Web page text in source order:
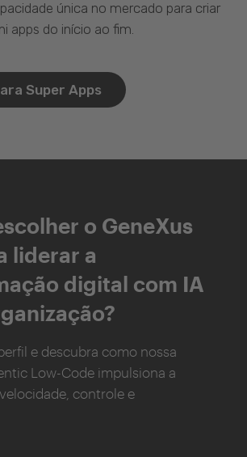
única no mercado para criar
apps do início ao fim.
Super Apps
o GeneXus
liderar a
digital com IA
e descubra como nossa
Low-Code impulsiona a
controle e